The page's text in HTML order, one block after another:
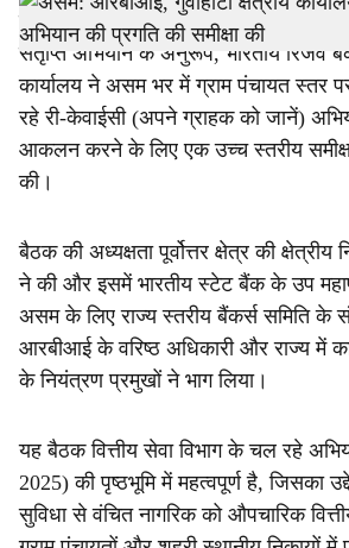
h
a
r
e
गुवाहाटी: वित्तीय समावेशन के लिए चल रहे
संतृप्ति अभियान के अनुरूप, भारतीय रिजर्व
कार्यालय ने असम भर में ग्राम पंचायत स्तर पर
रहे री-केवाईसी (अपने ग्राहक को जानें)
आकलन करने के लिए एक उच्च स्तरीय
की।
बैठक की अध्यक्षता पूर्वोत्तर क्षेत्र की
ने की और इसमें भारतीय स्टेट बैंक के उप
असम के लिए राज्य स्तरीय बैंकर्स समिति
आरबीआई के वरिष्ठ अधिकारी और राज्य में
के नियंत्रण प्रमुखों ने भाग लिया।
यह बैठक वित्तीय सेवा विभाग के चल रहे
2025) की पृष्ठभूमि में महत्वपूर्ण है, जिसका
सुविधा से वंचित नागरिक को औपचारिक